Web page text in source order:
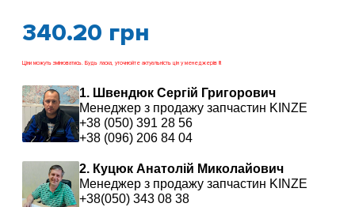
340.20 грн
Ціни можуть змінюватись. Будь ласка, уточнюйте актуальність цін у менеджерів !!!
1. Швендюк Сергій Григорович
Менеджер з продажу запчастин KINZE
+38 (050) 391 28 56
+38 (096) 206 84 04
2. Куцюк Анатолій Миколайович
Менеджер з продажу запчастин KINZE
+38(050) 343 08 38